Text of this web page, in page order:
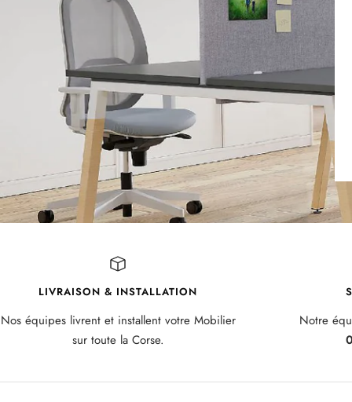
LIVRAISON & INSTALLATION
Nos équipes livrent et installent votre Mobilier
sur toute la Corse.
Notre